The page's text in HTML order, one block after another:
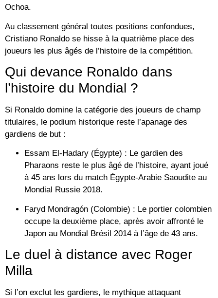
Ochoa.
Au classement général toutes positions confondues,
Cristiano Ronaldo se hisse à la quatrième place des
joueurs les plus âgés de l’histoire de la compétition.
Qui devance Ronaldo dans
l’histoire du Mondial ?
Si Ronaldo domine la catégorie des joueurs de champ
titulaires, le podium historique reste l’apanage des
gardiens de but :
Essam El-Hadary (Égypte) : Le gardien des
Pharaons reste le plus âgé de l’histoire, ayant joué
à 45 ans lors du match Égypte-Arabie Saoudite au
Mondial Russie 2018.
Faryd Mondragón (Colombie) : Le portier colombien
occupe la deuxième place, après avoir affronté le
Japon au Mondial Brésil 2014 à l’âge de 43 ans.
Le duel à distance avec Roger
Milla
Si l’on exclut les gardiens, le mythique attaquant